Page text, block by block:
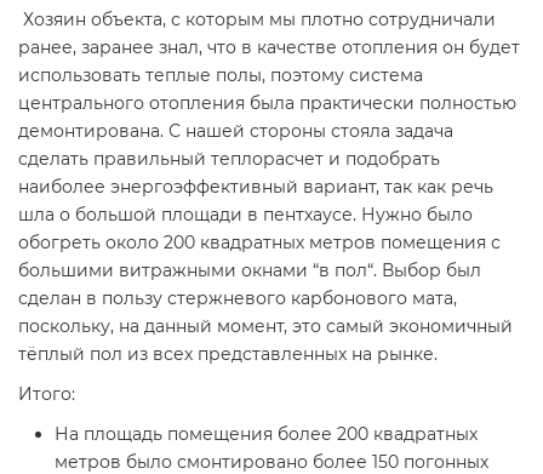
Хозяин объекта, с которым мы плотно сотрудничали
ранее, заранее знал, что в качестве отопления он будет
использовать теплые полы, поэтому система
центрального отопления была практически полностью
демонтирована. С нашей стороны стояла задача
сделать правильный теплорасчет и подобрать
наиболее энергоэффективный вариант, так как речь
шла о большой площади в пентхаусе. Нужно было
обогреть около 200 квадратных метров помещения с
большими витражными окнами “в пол“. Выбор был
сделан в пользу стержневого карбонового мата,
поскольку, на данный момент, это самый экономичный
тёплый пол из всех представленных на рынке.
Итого:
На площадь помещения более 200 квадратных
метров было смонтировано более 150 погонных